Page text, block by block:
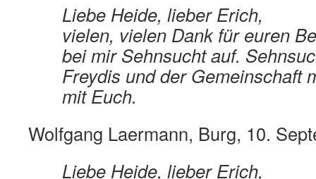
Liebe Heide, lieber Erich,
vielen, vielen Dank für euren
bei mir Sehnsucht auf.
Freydis und der Gemeinschaft
mit Euch.
Wolfgang Laermann, Burg, 10.
Liebe Heide, lieber Erich,